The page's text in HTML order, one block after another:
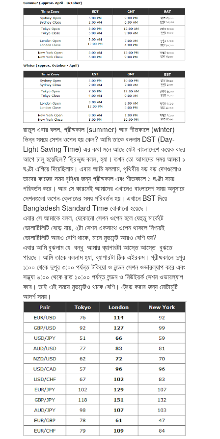
রাতুল এবার বলল, গ্রীষ্মকাল (summer) আর শীতকালে (winter)
ভিন্ন সময়ে সেশন ওপেন হয় কেন? আমি তাকে বললাম DST (Day-
Light Saving Time) এর কথা মনে আছে যেটা বাংলাদেশে কয়েক বছর
আগে চালু হয়েছিল? ত্রিভুজ বলল, হ্যা। তখন তো আমাদের সময় আমরা ১
ঘণ্টা এগিয়ে দিয়েছিলাম। এবার আমি বললাম, পৃথিবীর বড় বড় দেশগুলোও
তাদের কাজের সময় বৃদ্ধির জন্য গ্রীষ্মকাল এবং শীতকালে ১ ঘণ্টা সময়
পরিবর্তন করে। আর সে কারনেই আমাদের এখানেও বাংলাদেশ সময় অনুসারে
সেশনগুলো ওপেন-ক্লোজের সময় পরিবর্তন হয়। এখানে BST দিয়ে
Bangladesh Standard Time বোঝানো হয়েছে।
এবার সে আমাকে বলল, যেকোনো সেশন ওপেন হলে যেহুতু মার্কেটে
ভোলাটিলিটি বেড়ে যায়, ২টা সেশন একসাথে ওপেন থাকলে নিশ্চয়ই
ভোলাটিলিটি আরও বেশি থাকে, মানে মুভমেন্ট আরও বেশি হয়?
এবার আমি বুঝলাম যে বন্ধু আমার ব্যাপারটা আস্তে আস্তে বুঝতে
পারছে। আমি তাকে বললাম হ্যা, ব্যাপারটা ঠিক এইরকম। গ্রীষ্মকালে দুপুর
১:০০ থেকে দুপুর ৩:০০ পর্যন্ত টকিয়ো ও লন্ডন সেশন ওভারল্যাপ করে এবং
সন্ধ্যা ৬:০০ থেকে রাত ১০:০০ পর্যন্ত লন্ডন ও নিউইয়র্ক সেশন ওভারল্যাপ
করে। তাই এই সময়ে মুভমেন্টও থাকে বেশি। ট্রেড করার জন্য মোটামুটি
আদর্শ সময়।